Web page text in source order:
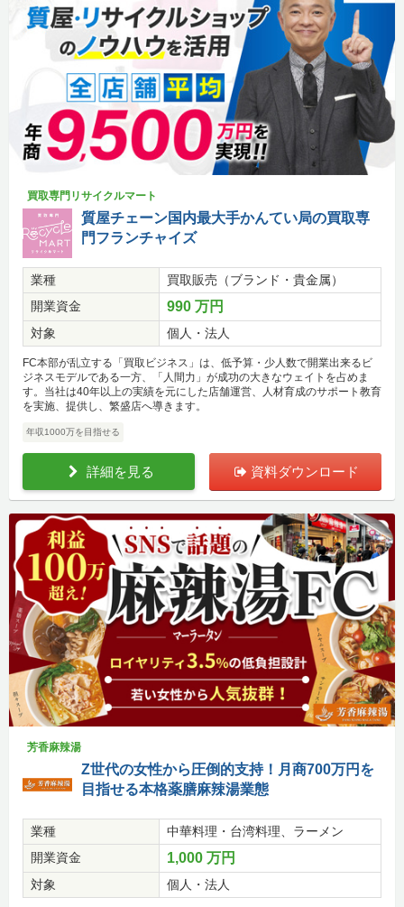
買取専門リサイクルマート
質屋チェーン国内最大手かんてい局の買取専
門フランチャイズ
業種
買取販売（ブランド・貴金属）
開業資金
990 万円
対象 個人・法人
FC本部が乱立する「買取ビジネス」は、低予算・少人数で開業出来るビ
ジネスモデルである一方、「人間力」が成功の大きなウェイトを占めま
す。当社は40年以上の実績を元にした店舗運営、人材育成のサポート教育
を実施、提供し、繁盛店へ導きます。
年収1000万を目指せる
詳細を見る 資料ダウンロード
芳香麻辣湯
Z世代の女性から圧倒的支持！月商700万円を
目指せる本格薬膳麻辣湯業態
業種
中華料理・台湾料理、ラーメン
開業資金
1,000 万円
対象 個人・法人